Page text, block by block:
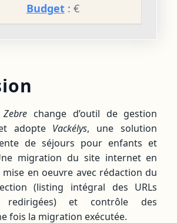
Budget: €
change d’outil de gestion
adopte Vackélys, une solution
de séjours pour enfants et
migration du site internet en
en oeuvre avec rédaction du
(listing intégral des URLs
et contrôle des
fois la migration exécutée.